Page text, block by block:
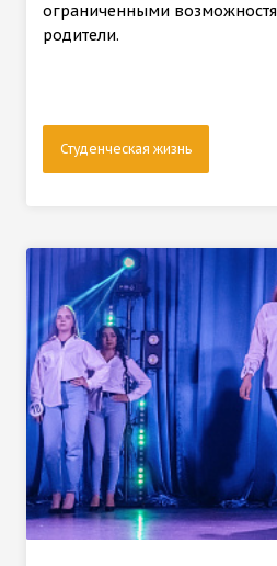
ограниченными
родители.
Студенческая жизнь